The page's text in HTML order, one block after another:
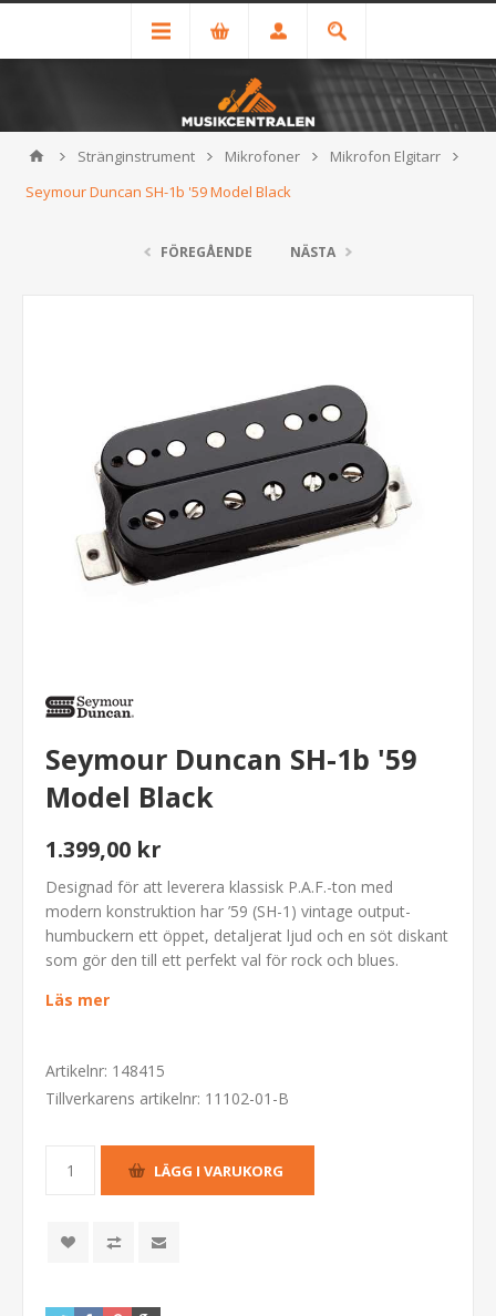
Stränginstrument Mikrofoner
Mikrofon Elgitarr
Seymour Duncan SH-1b '59 Model Black
FÖREGÅENDE NÄSTA
Seymour Duncan SH-1b '59
Model Black
1.399,00 kr
Designad för att leverera klassisk P.A.F.-ton med
modern konstruktion har ’59 (SH-1) vintage output-
humbuckern ett öppet, detaljerat ljud och en söt diskant
som gör den till ett perfekt val för rock och blues.
Läs mer
Artikelnr: 148415
Tillverkarens artikelnr: 11102-01-B